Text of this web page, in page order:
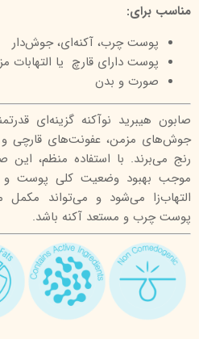
مناسب برای:
پوست‌ چرب، آکنه‌ای، جوش‌دار
پوست دارای قارچ یا التهابات
صورت و بدن
صابون هیبرید نوآکنه گزینه‌ای
جوش‌های مزمن، عفونت‌های قارچی
رنج می‌برند. با استفاده منظم، این
موجب بهبود وضعیت کلی پوست
التهاب‌زا می‌شود و می‌تواند
پوست چرب و مستعد آکنه باشد.